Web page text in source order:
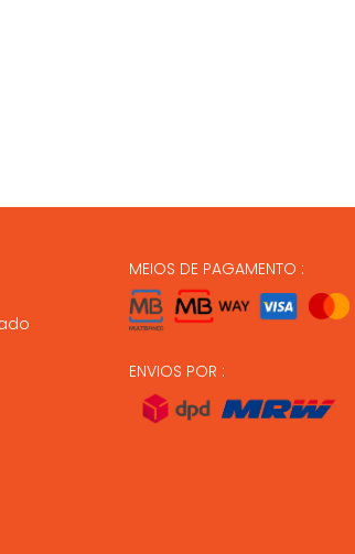
MEIOS DE PAGAMENTO :
ENVIOS POR :